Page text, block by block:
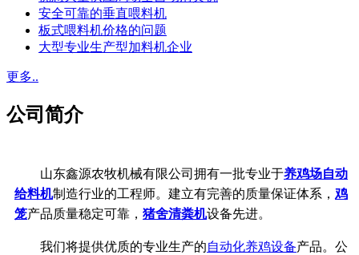
安全可靠的垂直喂料机
板式喂料机价格的问题
大型专业生产型加料机企业
更多..
公司简介
山东鑫源农牧机械有限公司拥有一批专业于养鸡场自动
给料机制造行业的工程师。建立有完善的质量保证体系， 鸡
笼产品质量稳定可靠， 猪舍清粪机设备先进。
我们将提供优质的专业生产的自动化养鸡设备产品。公